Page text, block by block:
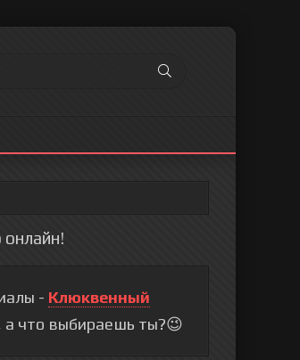
- Клюквенный
а что выбираешь ты?😉